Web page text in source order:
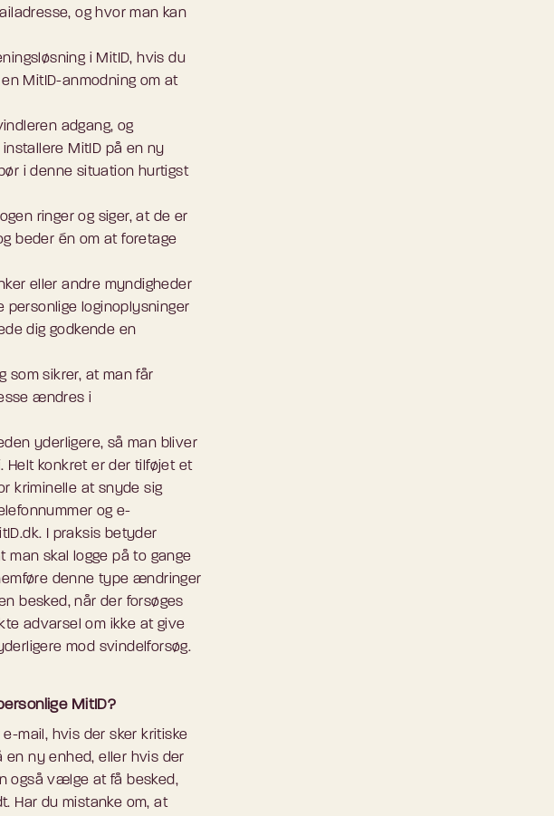
og hvor man kan
i MitID, hvis du
MitID-anmodning om at
adgang, og
MitID på en ny
i denne situation hurtigst
ringer og siger, at de er
beder én om at foretage
eller andre myndigheder
personlige loginoplysninger
dig godkende en
som sikrer, at man får
ændres i
yderligere, så man bliver
konkret er der tilføjet et
kriminelle at snyde sig
og e-
I praksis betyder
skal logge på to gange
denne type ændringer
besked, når der forsøges
advarsel om ikke at give
mod svindelforsøg.
MitID?
mail, hvis der sker kritiske
ny enhed, eller hvis der
også vælge at få besked,
Har du mistanke om, at